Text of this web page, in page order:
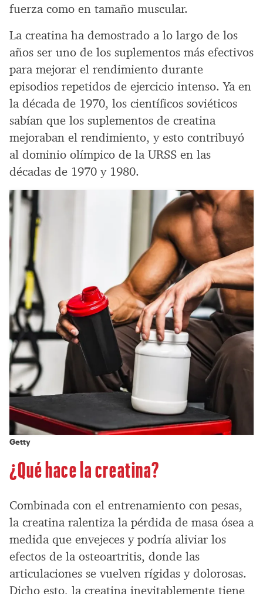
fuerza como en tamaño muscular.
La creatina ha demostrado a lo largo de los
años ser uno de los suplementos más efectivos
para mejorar el rendimiento durante
episodios repetidos de ejercicio intenso. Ya en
la década de 1970, los científicos soviéticos
sabían que los suplementos de creatina
mejoraban el rendimiento, y esto contribuyó
al dominio olímpico de la URSS en las
décadas de 1970 y 1980.
Getty
¿Qué hace la creatina?
Combinada con el entrenamiento con pesas,
la creatina ralentiza la pérdida de masa ósea a
medida que envejeces y podría aliviar los
efectos de la osteoartritis, donde las
articulaciones se vuelven rígidas y dolorosas.
Dicho esto, la creatina inevitablemente tiene